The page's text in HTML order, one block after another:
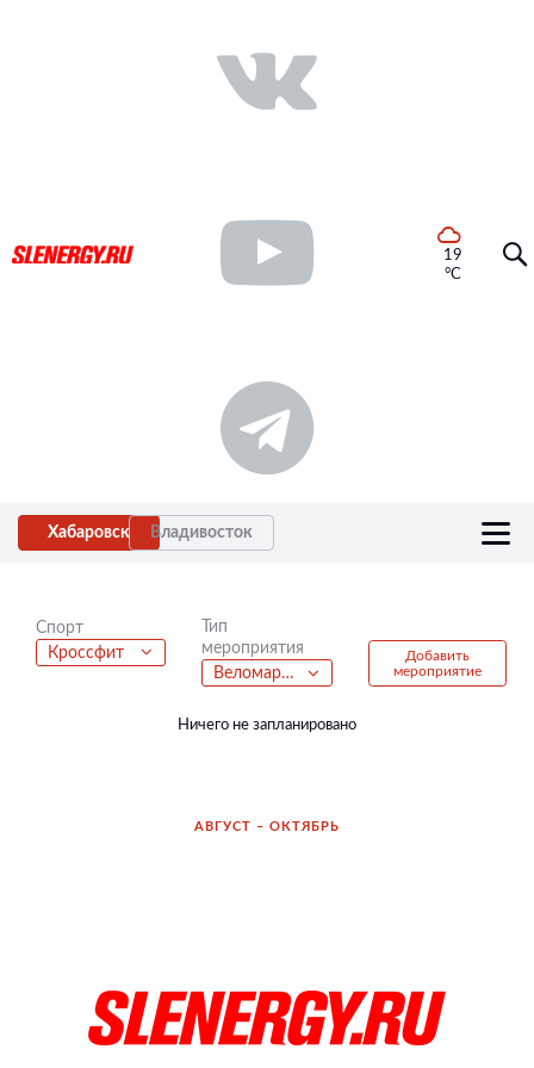
19
°C
Хабаровск Владивосток
Спорт
Кроссфит
Тип
мероприятия
Веломарафон
Добавить
мероприятие
Ничего не запланировано
АВГУСТ – ОКТЯБРЬ